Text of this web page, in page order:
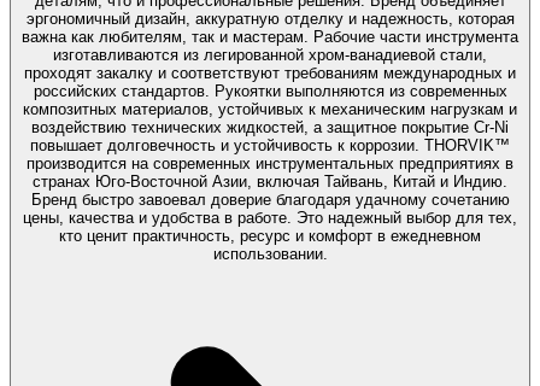
эргономичный дизайн, аккуратную отделку и надежность, которая
важна как любителям, так и мастерам. Рабочие части инструмента
изготавливаются из легированной хром-ванадиевой стали,
проходят закалку и соответствуют требованиям международных и
российских стандартов. Рукоятки выполняются из современных
композитных материалов, устойчивых к механическим нагрузкам и
воздействию технических жидкостей, а защитное покрытие Cr-Ni
повышает долговечность и устойчивость к коррозии. THORVIK™
производится на современных инструментальных предприятиях в
странах Юго-Восточной Азии, включая Тайвань, Китай и Индию.
Бренд быстро завоевал доверие благодаря удачному сочетанию
цены, качества и удобства в работе. Это надежный выбор для тех,
кто ценит практичность, ресурс и комфорт в ежедневном
использовании.